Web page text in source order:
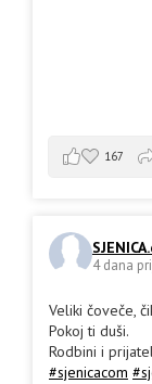
167
4 dana
Veliki čoveče,
Pokoj ti duši.
Rodbini i
#sjenicacom